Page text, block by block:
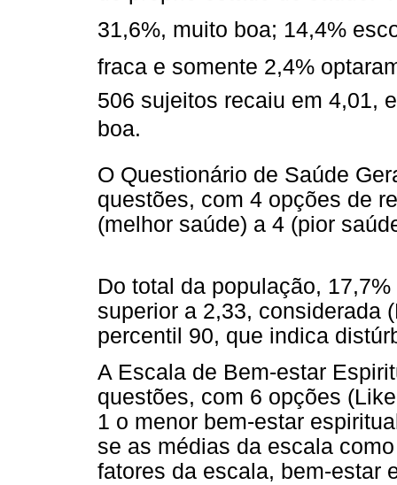
31,6%, muito boa; 14,4%
fraca e somente 2,4%
506 sujeitos recaiu em 4,01,
boa.
O Questionário de Saúde
questões, com 4 opções de
(melhor saúde) a 4 (pior
Do total da população,
superior a 2,33, considerada
percentil 90, que indica
A Escala de Bem-estar
questões, com 6 opções
1 o menor bem-estar
se as médias da escala
fatores da escala, bem-estar